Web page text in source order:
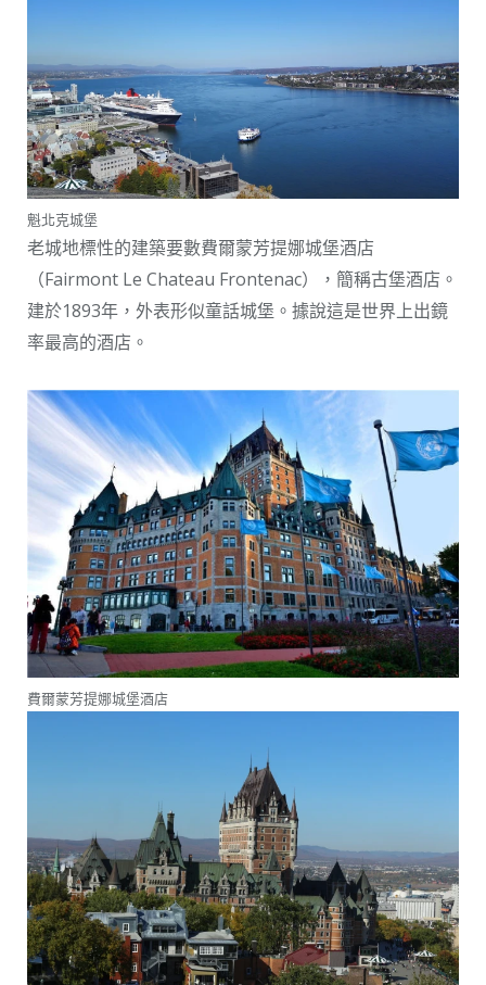
魁北克城堡
老城地標性的建築要數費爾蒙芳提娜城堡酒店
（Fairmont Le Chateau Frontenac），簡稱古堡酒店。
建於1893年，外表形似童話城堡。據說這是世界上出鏡
率最高的酒店。
費爾蒙芳提娜城堡酒店